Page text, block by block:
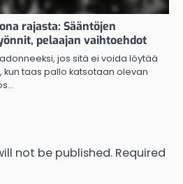
rajasta: Sääntöjen
pelaajan vaihtoehdot
jos sitä ei voida löytää
kun taas pallo katsotaan olevan
not be published. Required